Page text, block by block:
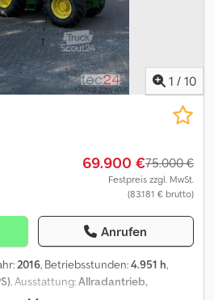
Motorhubraum: 10.760 cc
15.150 kg zGG: 26.000 kg
= Dcjdezmikcjpfx
Antwerp and Brussels along the
port of Antwerp. Opening hours:
from 8.30 am to 19.00 pm.
1 / 10
69.900 €75.000 €
Festpreis zzgl. MwSt.
(83.181 € brutto)
Anrufen
2016, Betriebsstunden:4.951 h,
, Ausstattung:Allradantrieb,